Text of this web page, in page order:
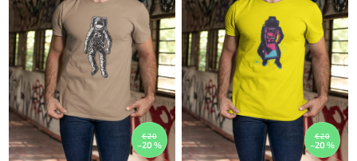
€20
–20 %
€20
–20 %